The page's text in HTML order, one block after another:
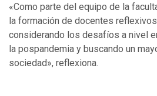
«Como parte del equipo de la
la formación de docentes
considerando los desafíos a nivel
la pospandemia y buscando un
sociedad», reflexiona.